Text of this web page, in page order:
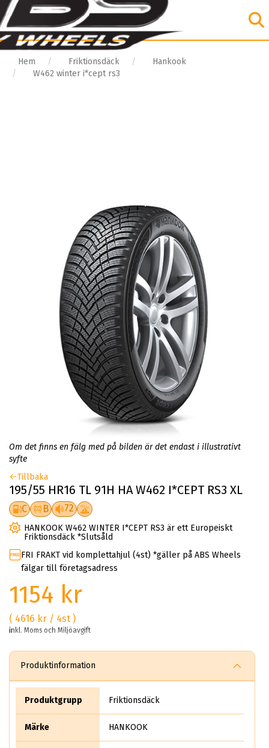
Hem Friktionsdäck
Hankook
W462 winter i*cept rs3
Om det finns en fälg med på bilden är det endast i illustrativt
syfte
Tillbaka
195/55 HR16 TL 91H HA W462 I*CEPT RS3 XL
C B 72
HANKOOK W462 WINTER I*CEPT RS3 är ett Europeiskt
Friktionsdäck *Slutsåld
FRI FRAKT vid komplettahjul (4st) *gäller på ABS Wheels
fälgar till företagsadress
1154 kr
( 4616 kr / 4st )
inkl. Moms och Miljöavgift
Produktinformation
Produktgrupp Friktionsdäck
Märke HANKOOK